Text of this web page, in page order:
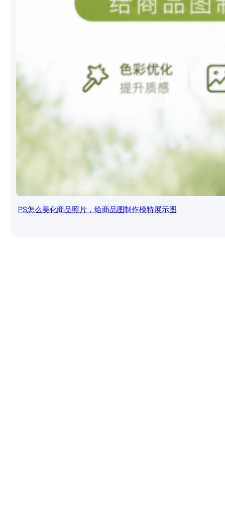
PS怎么美化商品照片，给商品图制作模特展示图